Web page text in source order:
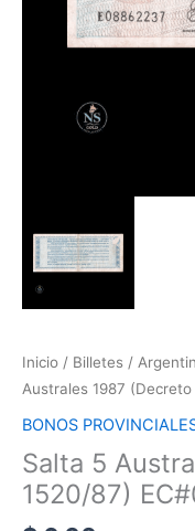
Inicio / Billetes /
Australes 1987 (Decreto
BONOS
Salta 5
1520/87)